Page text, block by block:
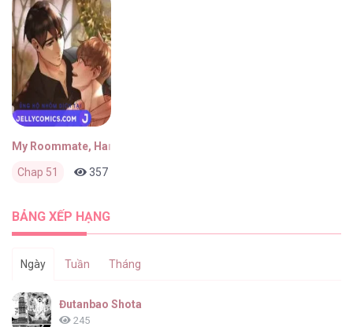
My Roommate, Handsome Senior
Chap 51 357
BẢNG XẾP HẠNG
Ngày Tuần Tháng
Đutanbao Shota
245